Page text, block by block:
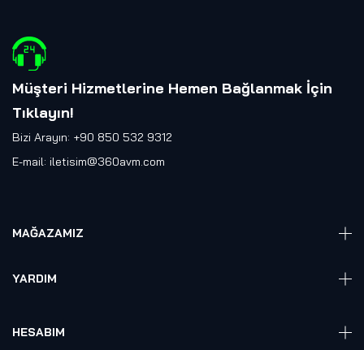
Müşteri Hizmetlerine Hemen Bağlanmak İçin
Tıklayın!
Bizi Arayın: +90 850 532 9312
E-mail: iletisim@360avm.com
MAĞAZAMIZ
VR Ready PC
Elektronik
YARDIM
HESABIM